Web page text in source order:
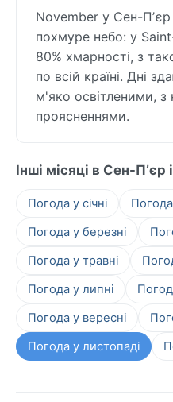
November у Сен-Пʼєр
похмуре небо: у
80% хмарності, з
по всій країні. Дні
м'яко освітленими, з
проясненнями.
Інші місяці в Сен-Пʼєр
Погода у січні
Погода у березні
Погода у травні
Погода у липні
Погода у вересні
Погода у листопаді